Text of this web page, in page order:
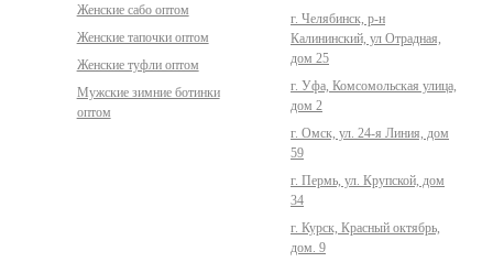
Женские сабо оптом
Женские тапочки оптом
Женские туфли оптом
Мужские зимние ботинки
оптом
г. Челябинск, р-н
Калининский, ул Отрадная,
дом 25
г. Уфа, Комсомольская улица,
дом 2
г. Омск, ул. 24-я Линия, дом
59
г. Пермь, ул. Крупской, дом
34
г. Курск, Красный октябрь,
дом. 9